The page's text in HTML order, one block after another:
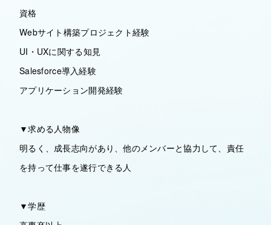
資格
Webサイト構築プロジェクト経験
UI・UXに関する知見
Salesforce導入経験
アプリケーション開発経験
▼求める人物像
明るく、成長志向があり、他のメンバーと協力して、責任
を持って仕事を遂行できる人
▼学歴